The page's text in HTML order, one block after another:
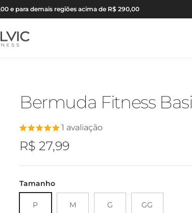
e para demais regiões acima de R$ 290,00
Bermuda Fitness
1 avaliação
Preço regular
R$ 27,99
Tamanho
P M G GG